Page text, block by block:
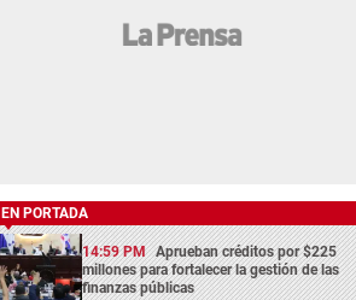
EN PORTADA
14:59 PM Aprueban créditos por $225
millones para fortalecer la gestión de las
finanzas públicas